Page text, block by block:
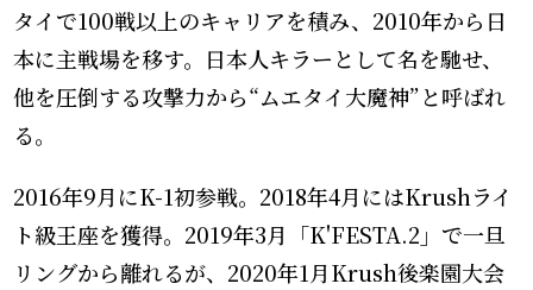
タイで100戦以上のキャリアを積み、2010年から日
本に主戦場を移す。日本人キラーとして名を馳せ、
他を圧倒する攻撃力から“ムエタイ大魔神”と呼ばれ
る。
2016年9月にK-1初参戦。2018年4月にはKrushライ
ト級王座を獲得。2019年3月「K'FESTA.2」で一旦
リングから離れるが、2020年1月Krush後楽園大会